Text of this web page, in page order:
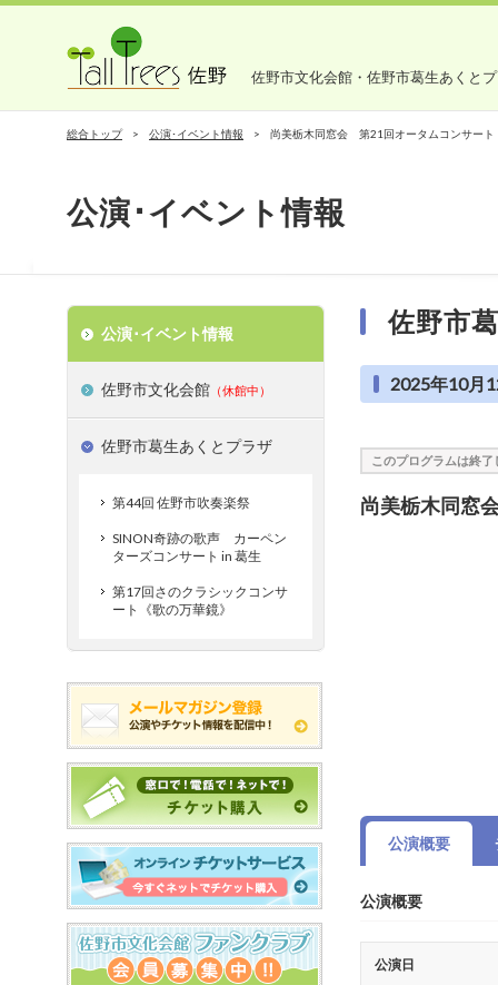
佐野市文化会館・佐野市葛生あくと
総合トップ 公演･イベント情報 尚美栃木同窓会 第21回オータムコンサート
公演･イベント情報
佐野市
2025年10月
このプログラムは終了
尚美栃木同窓
公演概要
公演概要
公演日
公演･イベント情報
佐野市文化会館 （休館中）
佐野市葛生あくとプラザ
第44回 佐野市吹奏楽祭
SINON奇跡の歌声 カーペン
ターズコンサート in 葛生
第17回さのクラシックコンサ
ート《歌の万華鏡》